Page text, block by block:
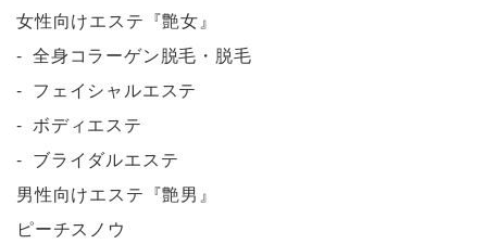
女性向けエステ『艶女』
全身コラーゲン脱毛・脱毛
フェイシャルエステ
ボディエステ
ブライダルエステ
男性向けエステ『艶男』
ピーチスノウ